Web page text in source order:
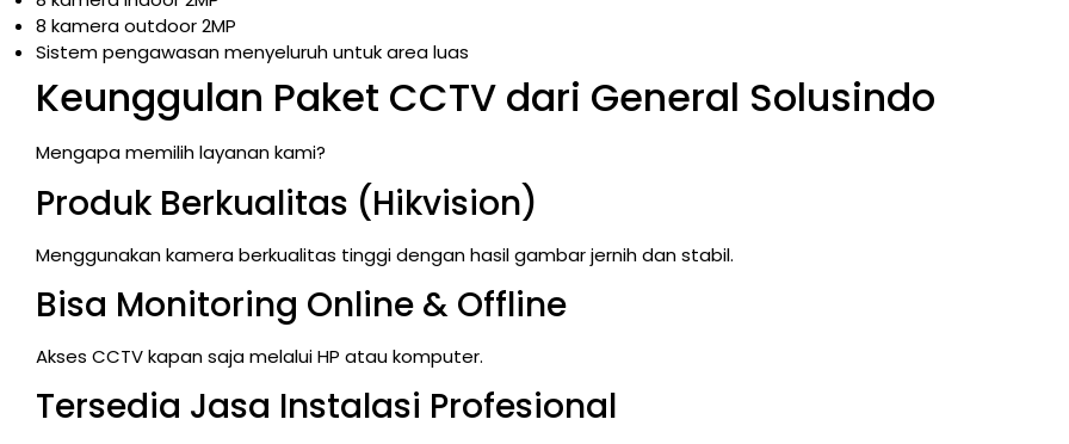
8 kamera outdoor 2MP
Sistem pengawasan menyeluruh untuk area luas
Keunggulan Paket CCTV dari General Solusindo
Mengapa memilih layanan kami?
Produk Berkualitas (Hikvision)
Menggunakan kamera berkualitas tinggi dengan hasil gambar jernih dan stabil.
Bisa Monitoring Online & Offline
Akses CCTV kapan saja melalui HP atau komputer.
Tersedia Jasa Instalasi Profesional